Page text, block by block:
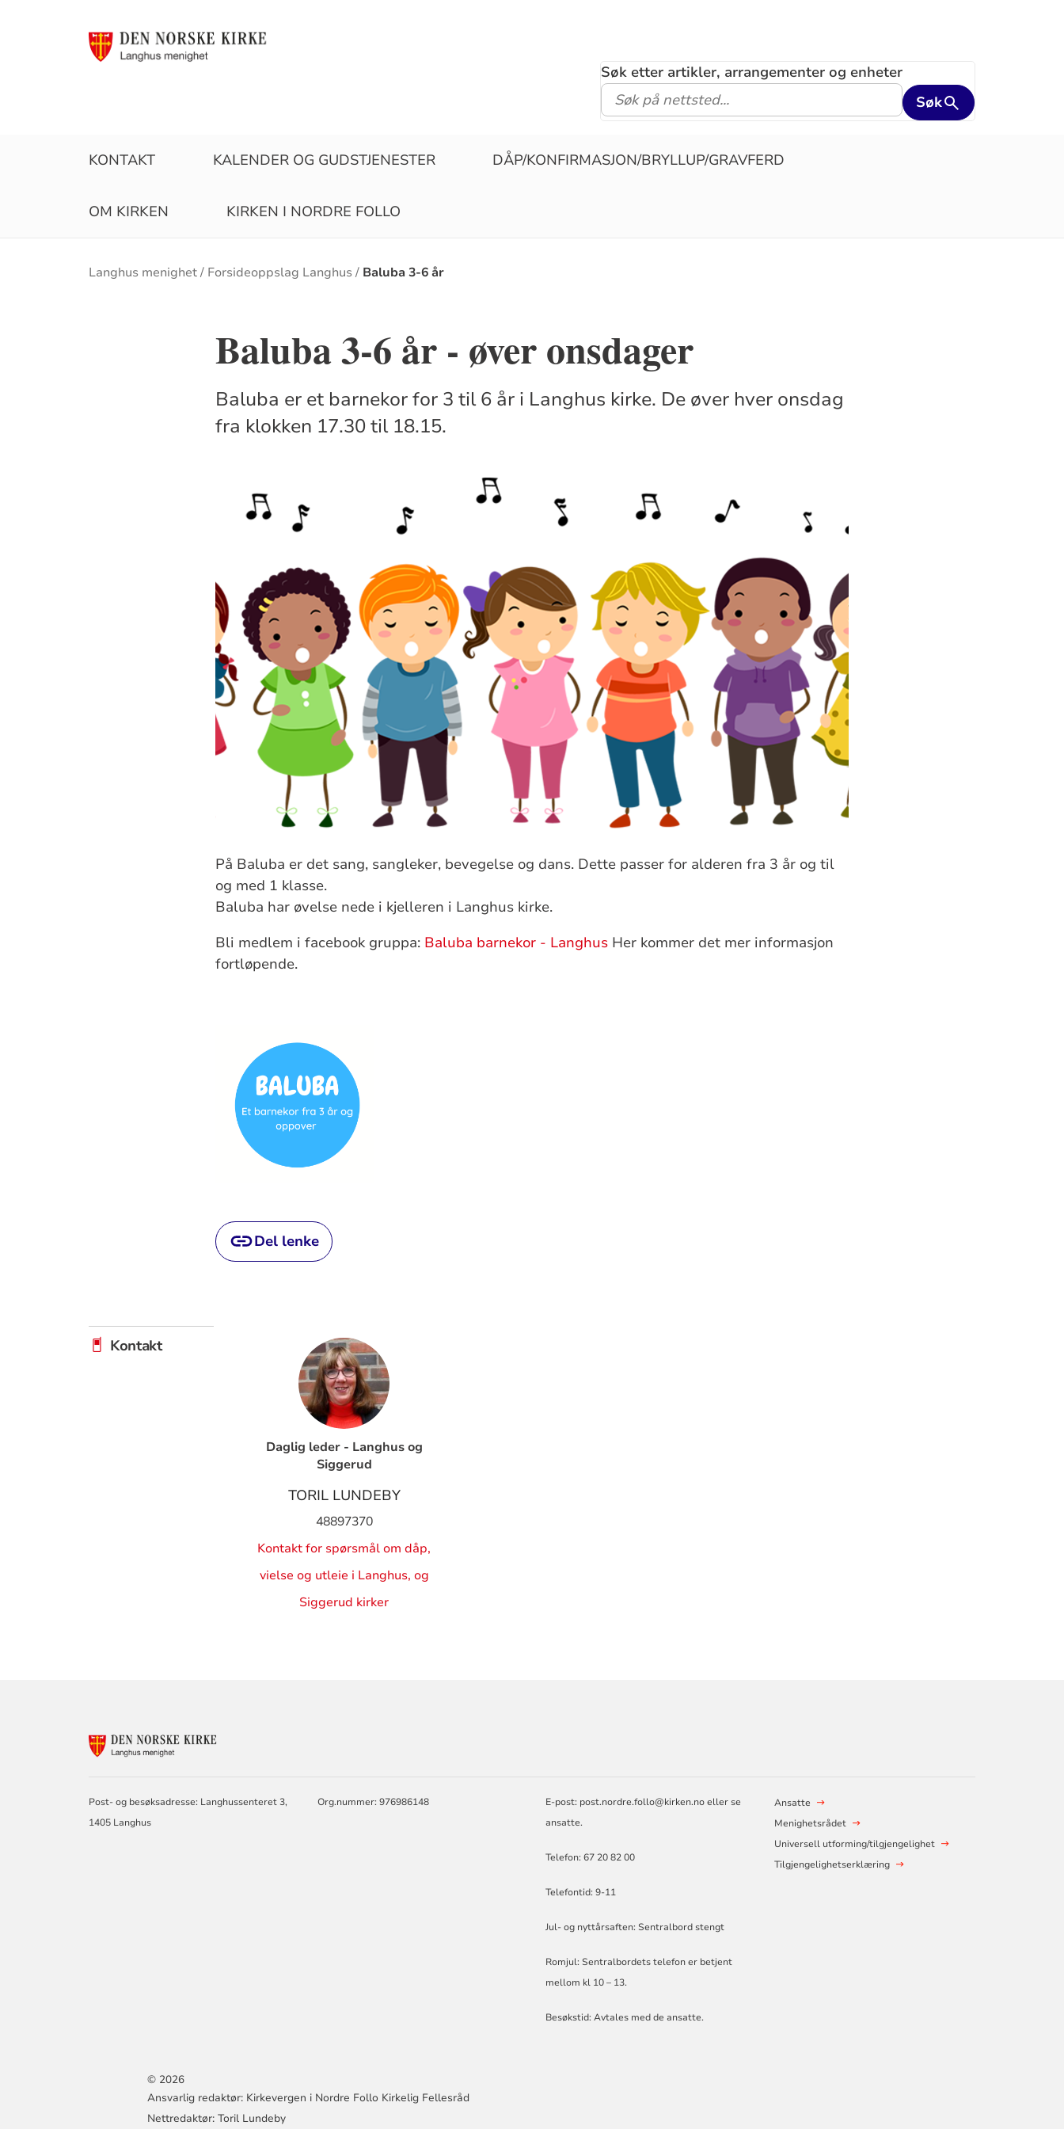
Søk etter artikler, arrangementer og enheter
Søk
KONTAKT KALENDER OG GUDSTJENESTER DÅP/KONFIRMASJON/BRYLLUP/GRAVFERD
OM KIRKEN KIRKEN I NORDRE FOLLO
Brødsmulesti
Langhus menighet Forsideoppslag Langhus Baluba 3-6 år
Baluba 3-6 år - øver onsdager
Baluba er et barnekor for 3 til 6 år i Langhus kirke. De øver hver onsdag
fra klokken 17.30 til 18.15.
På Baluba er det sang, sangleker, bevegelse og dans. Dette passer for alderen fra 3 år og til
og med 1 klasse.
Baluba har øvelse nede i kjelleren i Langhus kirke.
Bli medlem i facebook gruppa: Baluba barnekor - Langhus Her kommer det mer informasjon
fortløpende.
Del lenke
Kontakt
Daglig leder - Langhus og
Siggerud
TORIL LUNDEBY
48897370
Kontakt for spørsmål om dåp,
vielse og utleie i Langhus, og
Siggerud kirker
Post- og besøksadresse: Langhussenteret 3,
1405 Langhus
Org.nummer: 976986148 E-post: post.nordre.follo@kirken.noeller se
ansatte.
Telefon: 67 20 82 00
Telefontid: 9-11
Jul- og nyttårsaften: Sentralbord stengt
Romjul: Sentralbordets telefon er betjent
mellom kl 10 – 13.
Besøkstid: Avtales med de ansatte.
Ansatte
Menighetsrådet
Universell utforming/tilgjengelighet
Tilgjengelighetserklæring
© 2026
Ansvarlig redaktør: Kirkevergen i Nordre Follo Kirkelig Fellesråd
Nettredaktør: Toril Lundeby